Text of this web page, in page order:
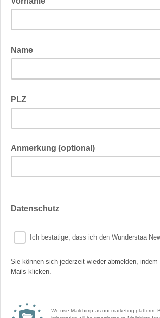
Name
PLZ
Anmerkung (optional)
Datenschutz
Ich bestätige, dass ich den Wunderstaa
Sie können sich jederzeit wieder abmelden,
Mails klicken.
We use Mailchimp as our marketing